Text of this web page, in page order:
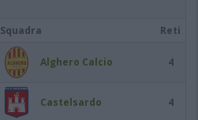
Squadra Reti
Alghero Calcio 4
Castelsardo 4